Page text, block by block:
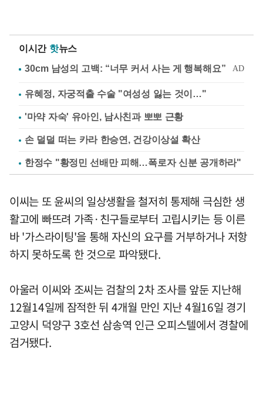
이시간 핫뉴스
유혜정, 자궁적출 수술 "여성성 잃는 것이…"
'마약 자숙' 유아인, 남사친과 뽀뽀 근황
손 덜덜 떠는 카라 한승연, 건강이상설 확산
한정수 "황정민 선배만 피해…폭로자 신분 공개하라"
이씨는 또 윤씨의 일상생활을 철저히 통제해 극심한 생
활고에 빠뜨려 가족·친구들로부터 고립시키는 등 이른
바 '가스라이팅'을 통해 자신의 요구를 거부하거나 저항
하지 못하도록 한 것으로 파악됐다.
아울러 이씨와 조씨는 검찰의 2차 조사를 앞둔 지난해
12월14일께 잠적한 뒤 4개월 만인 지난 4월16일 경기
고양시 덕양구 3호선 삼송역 인근 오피스텔에서 경찰에
검거됐다.